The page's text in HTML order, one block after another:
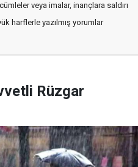
veya imalar, inançlara saldırı
harflerle yazılmış yorumlar
Rüzgar